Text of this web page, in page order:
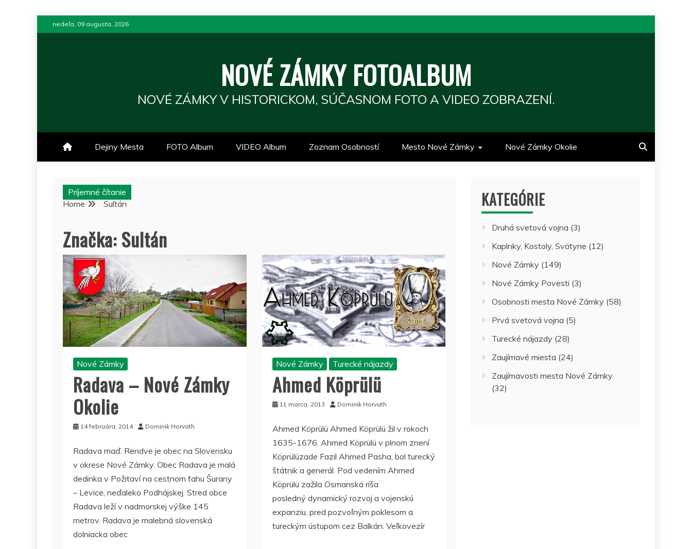
to
nedeľa, 09 augusta, 2026
NOVÉ ZÁMKY FOTOALBUM
NOVÉ ZÁMKY V HISTORICKOM, SÚČASNOM FOTO A VIDEO ZOBRAZENÍ.
Dejiny Mesta FOTO Album VIDEO Album Zoznam Osobností Mesto Nové Zámky Nové Zámky Okolie
Príjemné čítanie
Home
Sultán
Značka:Sultán
Nové Zámky
Radava – Nové Zámky
Okolie
14 februára, 2014 Dominik Horvath
Radava maď. Rendve je obec na Slovensku
v okrese Nové Zámky. Obec Radava je malá
dedinka v Požitaví na cestnom ťahu Šurany
– Levice, neďaleko Podhájskej. Stred obce
Radava leží v nadmorskej výške 145
metrov. Radava je malebná slovenská
dolniacka obec
Nové Zámky Turecké nájazdy
Ahmed Köprülü
11 marca, 2013 Dominik Horvath
Ahmed Köprülü Ahmed Köprülü žil v rokoch
1635-1676. Ahmed Köprülü v plnom znení
Köprülüzade Fazil Ahmed Pasha, bol turecký
štátnik a generál. Pod vedením Ahmed
Köprülü zažila Osmanská ríša
posledný dynamický rozvoj a vojenskú
expanziu, pred pozvoľným poklesom a
tureckým ústupom cez Balkán. Veľkovezír
KATEGÓRIE
Druhá svetová vojna (3)
Kaplnky, Kostoly, Svätyne (12)
Nové Zámky (149)
Nové Zámky Povesti (3)
Osobnosti mesta Nové Zámky (58)
Prvá svetová vojna (5)
Turecké nájazdy (28)
Zaujímavé miesta (24)
Zaujímavosti mesta Nové Zámky
(32)